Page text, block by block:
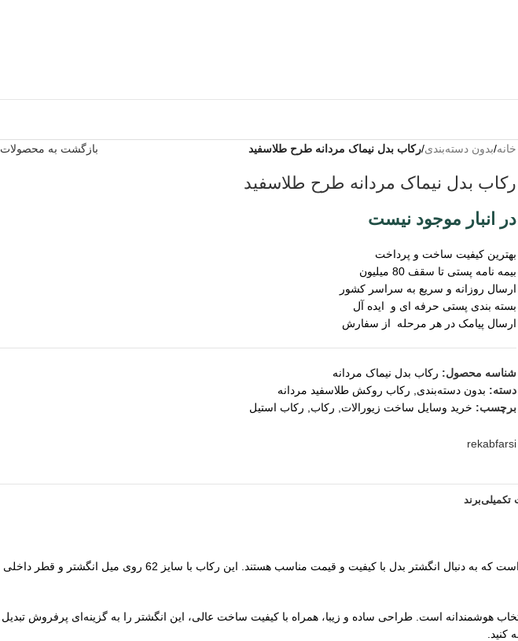
خانه/بدون دسته‌بندی/رکاب بدل نیماک مردانه طرح طلاسفید بازگشت به محصولات
رکاب بدل نیماک مردانه طرح طلاسفید
در انبار موجود نیست
بهترین کیفیت ساخت و پرداخت
بیمه نامه پستی تا سقف 80 میلیون
ارسال روزانه و سریع به سراسر کشور
بسته بندی پستی حرفه ای و ایده آل
ارسال پیامک در هر مرحله از سفارش
شناسه محصول: رکاب بدل نیماک مردانه
دسته: بدون دسته‌بندی
رکاب روکش طلاسفید مردانه
برچسب: خرید وسایل ساخت زیورالات رکاب رکاب استیل
rekabfarsi
تکمیلیبرند
رکاب بدل نیماک مردانه، با طراحی خاص و ابعاد محل قرارگیری سنگ 16 در 11 میلی‌متر، انتخابی مناسب برای کسانی است که به دنبال انگشتر بدل با کیفیت و قیمت مناسب هستند. این رکاب با سایز 62 روی میل انگشتر و قطر داخلی
هوشمندانه است. طراحی ساده و زیبا، همراه با کیفیت ساخت عالی، این انگشتر را به گزینه‌ای پرفروش تبدیل
کنید.